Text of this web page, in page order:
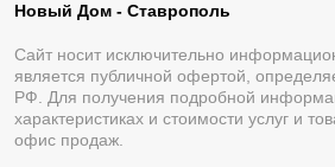
Новый Дом - Ставрополь
Сайт носит исключительно
является публичной офертой,
РФ. Для получения подробной
характеристиках и стоимости услуг и
офис продаж.